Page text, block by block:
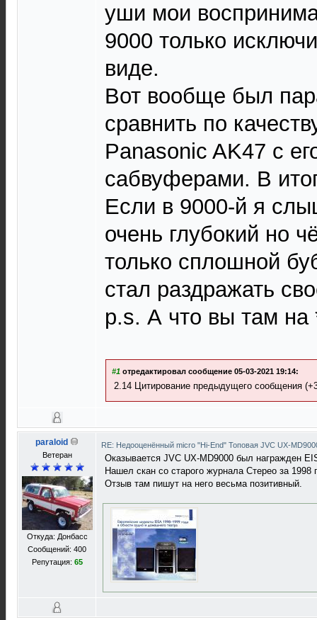
уши мои
9000 только
виде.
Вот вообще был
сравнить по
Panasonic AK47 с
сабвуферами. В
Если в 9000-й я
очень глубокий но
только сплошной
стал раздражать
p.s. А что вы там на
#1 отредактировал сообщение 05-03-2021 19:14:
2.14 Цитирование предыдущего сообщения
paraloid
Ветеран
Откуда: Донбасс
Сообщений: 400
Репутация: 65
RE: Недооценённый micro "Hi-End" Топовая JVC UX-
Оказывается JVC UX-MD9000 был награжден
Нашел скан со старого журнала Стерео за 1998
Отзыв там пишут на него весьма позитивный.